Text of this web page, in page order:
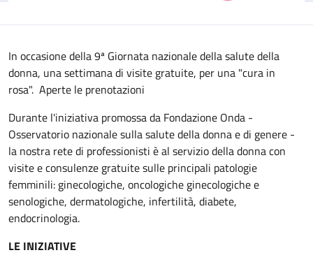
In occasione della 9ª Giornata nazionale della salute della
donna, una settimana di visite gratuite, per una "cura in
rosa". Aperte le prenotazioni
Durante l'iniziativa promossa da Fondazione Onda -
Osservatorio nazionale sulla salute della donna e di genere -
la nostra rete di professionisti è al servizio della donna con
visite e consulenze gratuite sulle principali patologie
femminili: ginecologiche, oncologiche ginecologiche e
senologiche, dermatologiche, infertilità, diabete,
endocrinologia.
LE INIZIATIVE